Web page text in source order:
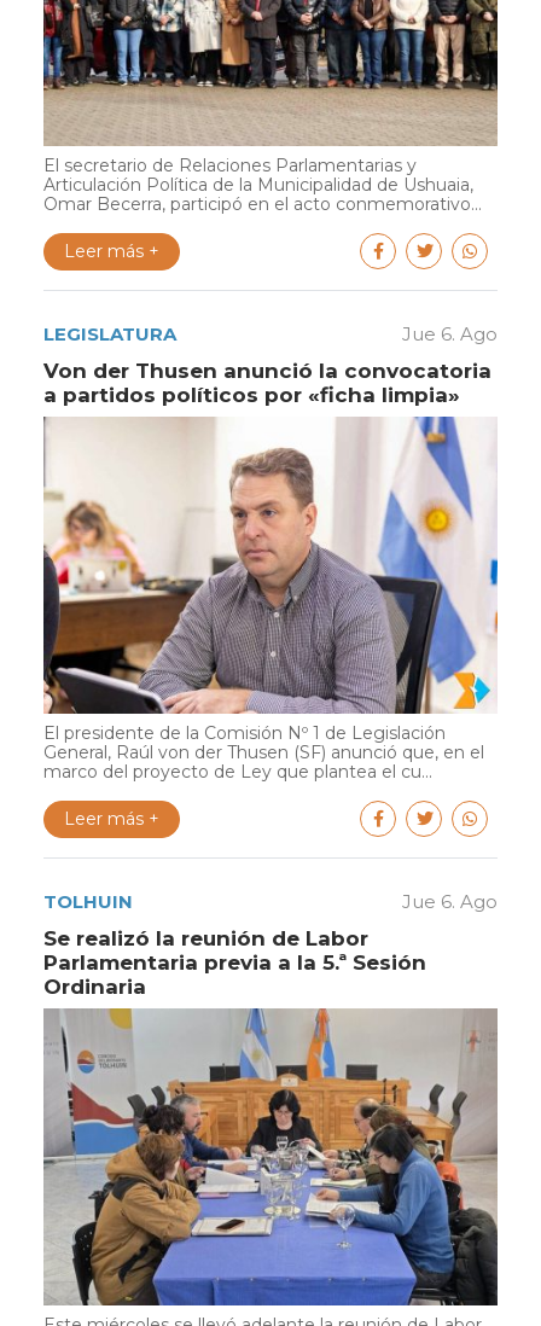
El secretario de Relaciones Parlamentarias y
Articulación Política de la Municipalidad de Ushuaia,
Omar Becerra, participó en el acto conmemorativo...
Leer más +
LEGISLATURA Jue 6. Ago
Von der Thusen anunció la convocatoria
a partidos políticos por «ficha limpia»
El presidente de la Comisión Nº 1 de Legislación
General, Raúl von der Thusen (SF) anunció que, en el
marco del proyecto de Ley que plantea el cu...
Leer más +
TOLHUIN Jue 6. Ago
Se realizó la reunión de Labor
Parlamentaria previa a la 5.ª Sesión
Ordinaria